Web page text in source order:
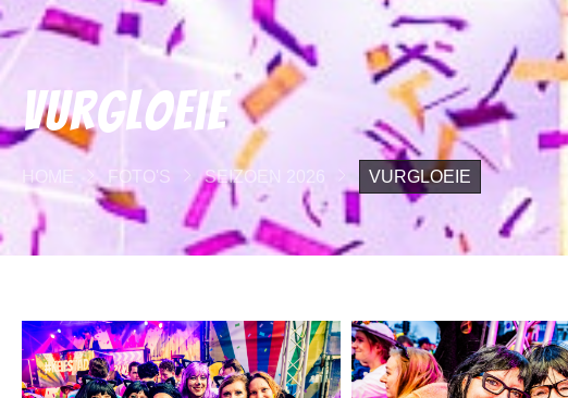
Vurgloeie
HOME FOTO'S SEIZOEN 2026 VURGLOEIE